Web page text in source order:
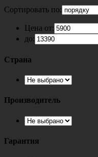
Сортировать по:
Цена от:
до:
Страна
Производитель
Гарантия